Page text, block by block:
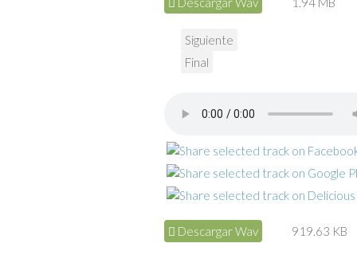
Descargar Wav 919.63 KB
Siguiente
Final